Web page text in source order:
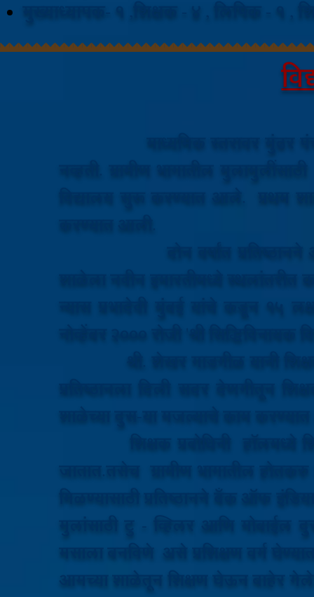
मुख्याध्यापक-
1 ,शिक्षक - 4 , लि पिक - 1 ,
माध्यमिक स्तरावर मुंढर
नव्हती. ग्रामीण भागातील
विद्यालय सुरू करण्यात आले. प्रथम शा
करण्यात आली.
दोन वर्षांत प्रतिष्ठानने आपली
शाळेला नवीन इमारतीमध्ये स्थलांतरीत
न्यास प्रभादेवी मुंबई यांचे कडून 15
नोव्हेंबर 2000 रोजी 'श्री
श्री. शेखर गाडगीळ यानी शिक्षक
प्रतिष्ठानला दिली सदर देणगीतून
शाळेच्या दुस-या मजल्याचे काम
शिक्षक प्रबोधिनी हॉलमध्ये
जातात.तसेच ग्रामीण भागातील
मिळण्यासाठी प्रतिष्ठानने बॅंक ऑफ
मुलांसाठी टु - व्हिलर आणि मोबाईल
मसाला बनविणे असे प्रशिक्षण वर्ग
आमच्या शाळेतून शिक्षण घेऊन बाहेर गेलेले